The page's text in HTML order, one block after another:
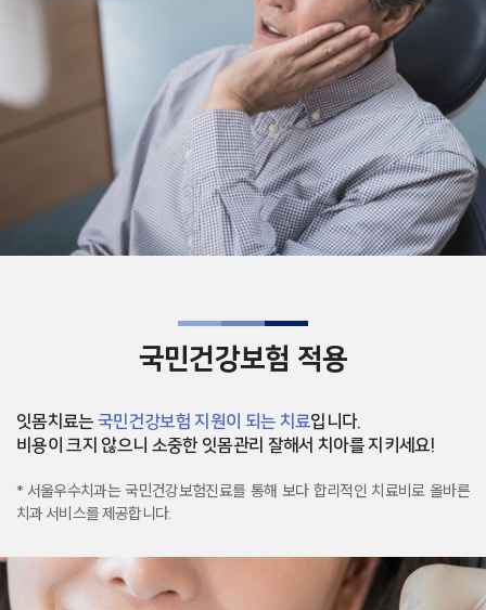
국민건강보험 적용
잇몸치료는 국민건강보험 지원이 되는 치료입니다.
비용이 크지 않으니 소중한 잇몸관리 잘해서 치아를 지키세요!
* 서울우수치과는 국민건강보험진료를 통해 보다 합리적인 치료비로 올바른
치과 서비스를 제공합니다.